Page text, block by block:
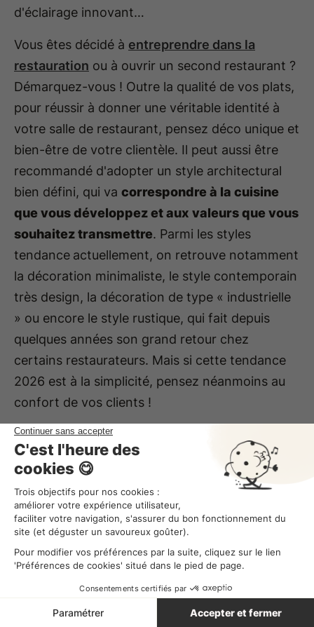
d'éclairage innovant…
Vous êtes décidé à entreprendre dans la
restauration ou à ouvrir un second restaurant ?
Démarquez-vous ! Outre la qualité de vos plats,
pour réussir à donner une véritable identité à
votre salle de restaurant, pensez déco unique et
bien-être de votre clientèle. Il peut aussi être
recommandé d'adopter un style architectural
bien défini, qui va correspondre à la cuisine
que vous développez et aux valeurs que vous
souhaitez transmettre. Parmi les styles
tendance actuellement, on retrouve notamment
la décoration minimaliste, le style contemporain
très design, la décoration de type « industrielle
» ou encore le style rustique, qui fait depuis
quelques années son grand retour chez
certains restaurateurs. Mais si cette tendance
2026 est à la simplicité, pensez néanmoins au
confort de vos clients !
S'il y a bien une tendance qui devrait être au
menu du jour tous les jours de l'année, c'est bien
la bonne gestion des ressources humaines ! Et
pour vous aider, il y a notre
un… Optimisez vos ressources humaines du
planning à la paie, suivez vos ratios de manière
précise, maîtrisez votre masse salariale et
réalisez des plannings en un temps record de
seulement 5 minutes grâce àCombo!